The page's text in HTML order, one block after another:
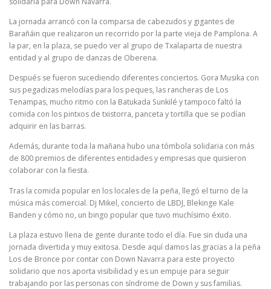
La jornada arrancó con la comparsa de cabezudos y gigantes de
Barañáin que realizaron un recorrido por la parte vieja de Pamplona. A
la par, en la plaza, se puedo ver al grupo de Txalaparta de nuestra
entidad y al grupo de danzas de Oberena.
Después se fueron sucediendo diferentes conciertos. Gora Musika con
sus pegadizas melodías para los peques, las rancheras de Los
Tenampas, mucho ritmo con la Batukada Sunkilé y tampoco faltó la
comida con los pintxos de txistorra, panceta y tortilla que se podían
adquirir en las barras.
Además, durante toda la mañana hubo una tómbola solidaria con más
de 800 premios de diferentes entidades y empresas que quisieron
colaborar con la fiesta.
Tras la comida popular en los locales de la peña, llegó el turno de la
música más comercial. Dj Mikel, concierto de LBDJ, Blekinge Kale
Banden y cómo no, un bingo popular que tuvo muchísimo éxito.
La plaza estuvo llena de gente durante todo el día. Fue sin duda una
jornada divertida y muy exitosa. Desde aquí damos las gracias a la peña
Los de Bronce por contar con Down Navarra para este proyecto
solidario que nos aporta visibilidad y es un empuje para seguir
trabajando por las personas con síndrome de Down y sus familias.